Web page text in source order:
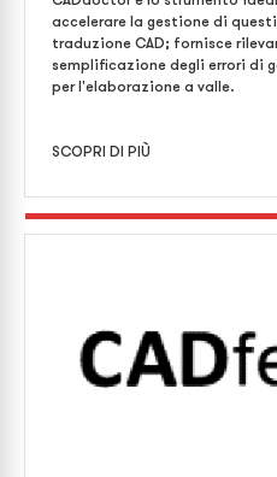
accelerare la gestione di
traduzione CAD; fornisce
semplificazione degli errori di
per l'elaborazione a valle.
SCOPRI DI PIÙ